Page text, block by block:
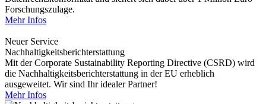
Forschungszulage.
Mehr Infos
Neuer Service
Nachhaltigkeitsberichterstattung
Mit der Corporate Sustainability Reporting Directive (CSRD) wird
die Nachhaltigkeitsberichterstattung in der EU erheblich
ausgeweitet. Wir sind Ihr idealer Partner!
Mehr Infos